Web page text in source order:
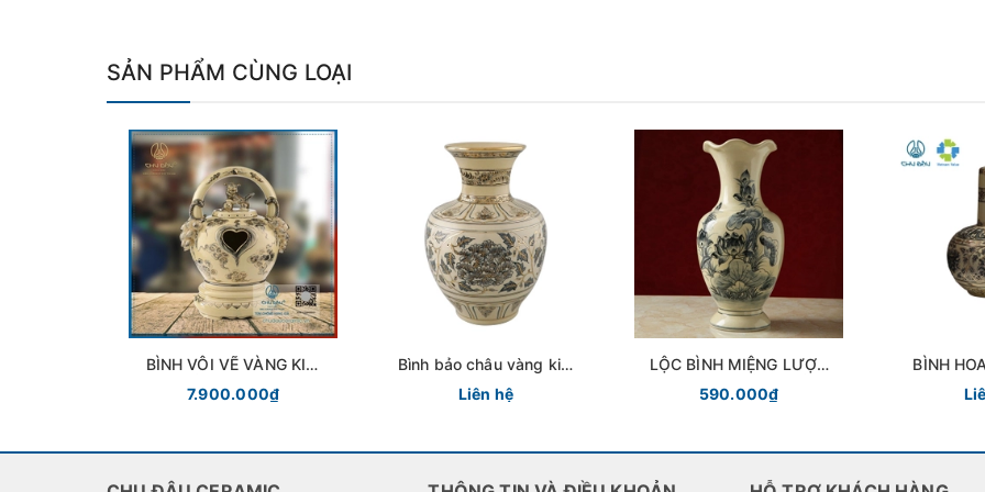
SẢN PHẨM CÙNG LOẠI
BÌNH VÔI VẼ VÀNG KIM
GỐM CHU ĐẬU
7.900.000₫
Bình bảo châu vàng kim
gốm Chu Đậu
Liên hệ
LỘC BÌNH MIỆNG LƯỢN
TRUYỀN THỐNG GỐM
CHU ĐẬU
590.000₫
BÌNH